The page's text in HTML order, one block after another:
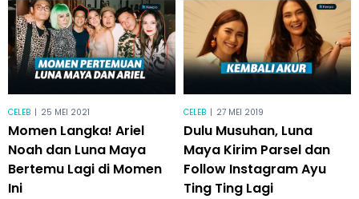
CELEB | 25 MEI 2021
Momen Langka! Ariel
Noah dan Luna Maya
Bertemu Lagi di Momen
Ini
CELEB | 27 MEI 2019
Dulu Musuhan, Luna
Maya Kirim Parsel dan
Follow Instagram Ayu
Ting Ting Lagi